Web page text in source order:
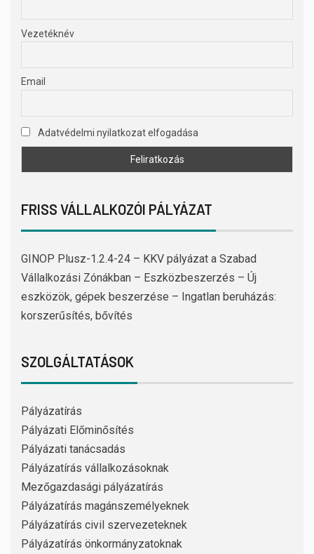
Vezetéknév
Email
Adatvédelmi nyilatkozat elfogadása
FRISS VÁLLALKOZÓI PÁLYÁZAT
GINOP Plusz-1.2.4-24 – KKV pályázat a Szabad
Vállalkozási Zónákban – Eszközbeszerzés – Új
eszközök, gépek beszerzése – Ingatlan beruházás:
korszerűsítés, bővítés
SZOLGÁLTATÁSOK
Pályázatírás
Pályázati Előminősítés
Pályázati tanácsadás
Pályázatírás vállalkozásoknak
Mezőgazdasági pályázatírás
Pályázatírás magánszemélyeknek
Pályázatírás civil szervezeteknek
Pályázatírás önkormányzatoknak